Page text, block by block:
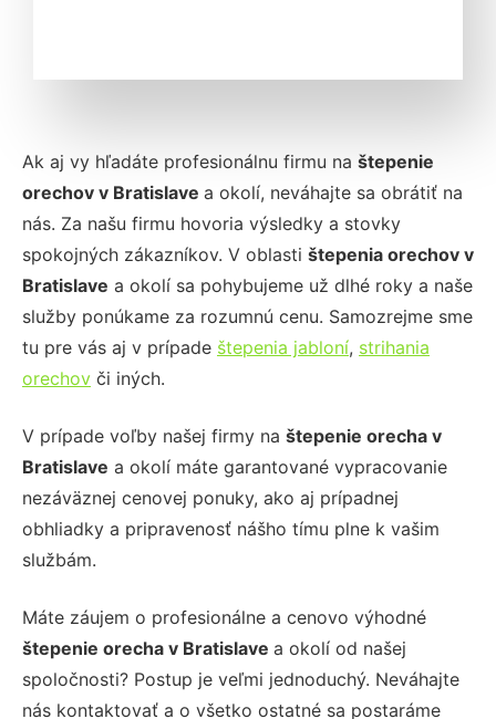
Ak aj vy hľadáte profesionálnu firmu na štepenie
orechov v Bratislave a okolí, neváhajte sa obrátiť na
nás. Za našu firmu hovoria výsledky a stovky
spokojných zákazníkov. V oblasti štepenia orechov v
Bratislave a okolí sa pohybujeme už dlhé roky a naše
služby ponúkame za rozumnú cenu. Samozrejme sme
tu pre vás aj v prípade štepenia jabloní, strihania
orechov či iných.
V prípade voľby našej firmy na štepenie orecha v
Bratislave a okolí máte garantované vypracovanie
nezáväznej cenovej ponuky, ako aj prípadnej
obhliadky a pripravenosť nášho tímu plne k vašim
službám.
Máte záujem o profesionálne a cenovo výhodné
štepenie orecha v Bratislave a okolí od našej
spoločnosti? Postup je veľmi jednoduchý. Neváhajte
nás kontaktovať a o všetko ostatné sa postaráme